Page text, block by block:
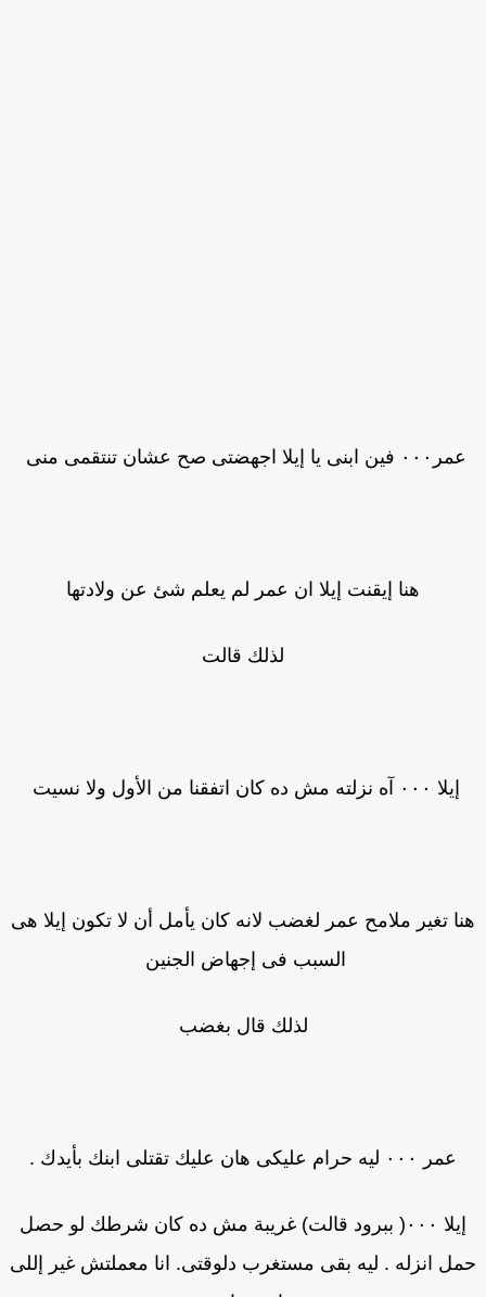
عمر٠٠٠ فين ابنى يا إيلا اجهضتى صح عشان تنتقمى منى
هنا إيقنت إيلا ان عمر لم يعلم شئ عن ولادتها
لذلك قالت
إيلا ٠٠٠ آه نزلته مش ده كان اتفقنا من الأول ولا نسيت
تغير ملامح عمر لغضب لانه كان يأمل أن لا تكون إيلا هى
السبب فى إجهاض الجنين
لذلك قال بغضب
عمر ٠٠٠ ليه حرام عليكى هان عليك تقتلى ابنك بأيدك .
إيلا ٠٠٠( ببرود قالت) غريبة مش ده كان شرطك لو حصل
انزله . ليه بقى مستغرب دلوقتى. انا معملتش غير إللى